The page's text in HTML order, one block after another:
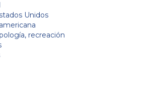
Unidos
recreación